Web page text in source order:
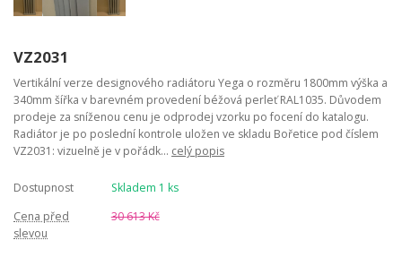
VZ2031
Vertikální verze designového radiátoru Yega o rozměru 1800mm výška a
340mm šířka v barevném provedení béžová perleť RAL1035. Důvodem
prodeje za sníženou cenu je odprodej vzorku po focení do katalogu.
Radiátor je po poslední kontrole uložen ve skladu Bořetice pod číslem
VZ2031: vizuelně je v pořádk... celý popis
Dostupnost
Skladem 1 ks
Cena před
slevou
30 613 Kč